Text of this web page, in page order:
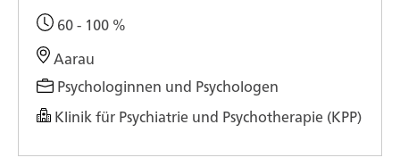
60 - 100 %
Aarau
Psychologinnen und Psychologen
Klinik für Psychiatrie und Psychotherapie (KPP)